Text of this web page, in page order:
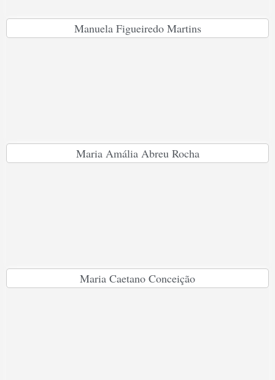
Manuela Figueiredo Martins
Maria Amália Abreu Rocha
Maria Caetano Conceição